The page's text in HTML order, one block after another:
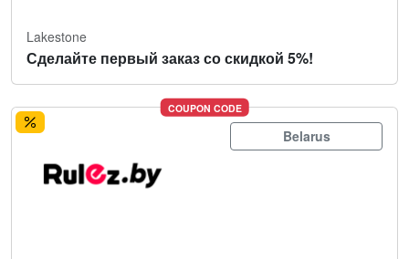
Lakestone
Сделайте первый заказ со скидкой 5%!
COUPON CODE
Belarus